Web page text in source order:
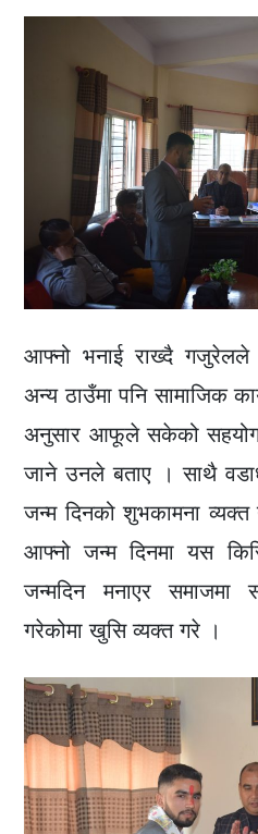
आफ्नो भनाई राख्दै गजुरेलले
अन्य ठाउँमा पनि सामाजिक
अनुसार आफूले सकेको सहयोग
जाने उनले बताए । साथै
जन्म दिनको शुभकामना व्यक्त
आफ्नो जन्म दिनमा यस
जन्मदिन मनाएर समाजमा
गरेकोमा खुसि व्यक्त गरे ।